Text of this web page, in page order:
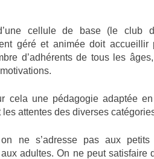
cellule de base (le club
géré et animée doit
d’adhérents de tous les
cela une pédagogie adaptée
les attentes des diverses
ne s’adresse pas aux petits
aux adultes. On ne peut satisfaire